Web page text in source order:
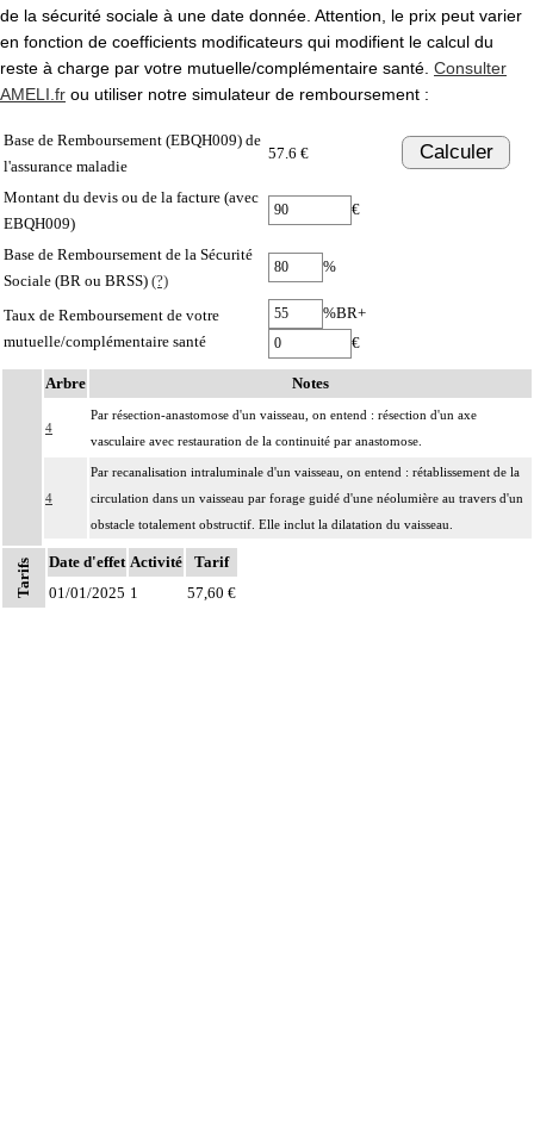
de la sécurité sociale à une date donnée. Attention, le prix peut varier
en fonction de coefficients modificateurs qui modifient le calcul du
reste à charge par votre mutuelle/complémentaire santé. Consulter
AMELI.fr ou utiliser notre simulateur de remboursement :
Base de Remboursement (EBQH009) de
l'assurance maladie
57.6 € Calculer
Montant du devis ou de la facture (avec
EBQH009)
€
Base de Remboursement de la Sécurité
Sociale (BR ou BRSS) (?)
%
Taux de Remboursement de votre
mutuelle/complémentaire santé
%BR+
€
Arbre Notes
4
Par résection-anastomose d'un vaisseau, on entend : résection d'un axe
vasculaire avec restauration de la continuité par anastomose.
4
Par recanalisation intraluminale d'un vaisseau, on entend : rétablissement de la
circulation dans un vaisseau par forage guidé d'une néolumière au travers d'un
obstacle totalement obstructif. Elle inclut la dilatation du vaisseau.
4
Par endoprothèse vasculaire, on entend : prothèse vasculaire non couverte,
posée par voie vasculaire transcutanée.
Tarifs Date d'effet Activité
Tarif
01/01/2025 1 57,60 €